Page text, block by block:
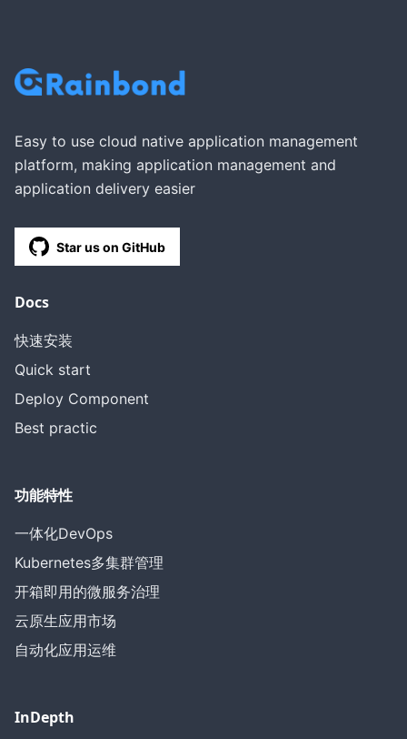
Easy to use cloud native application management
platform, making application management and
application delivery easier
Star us on GitHub
Docs
快速安装
Quick start
Deploy Component
Best practic
功能特性
一体化DevOps
Kubernetes多集群管理
开箱即用的微服务治理
云原生应用市场
自动化应用运维
InDepth